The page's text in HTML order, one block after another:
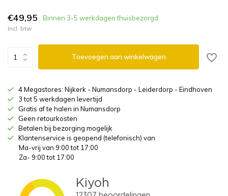
€49,95 Binnen 3-5 werkdagen thuisbezorgd
Incl. btw
Toevoegen aan winkelwagen
4 Megastores: Nijkerk - Numansdorp - Leiderdorp - Eindhoven
3 tot 5 werkdagen levertijd
Gratis af te halen in Numansdorp
Geen retourkosten
Betalen bij bezorging mogelijk
Klantenservice is geopend (telefonisch) van
Ma-vrij van 9:00 tot 17:00
Za- 9:00 tot 17:00